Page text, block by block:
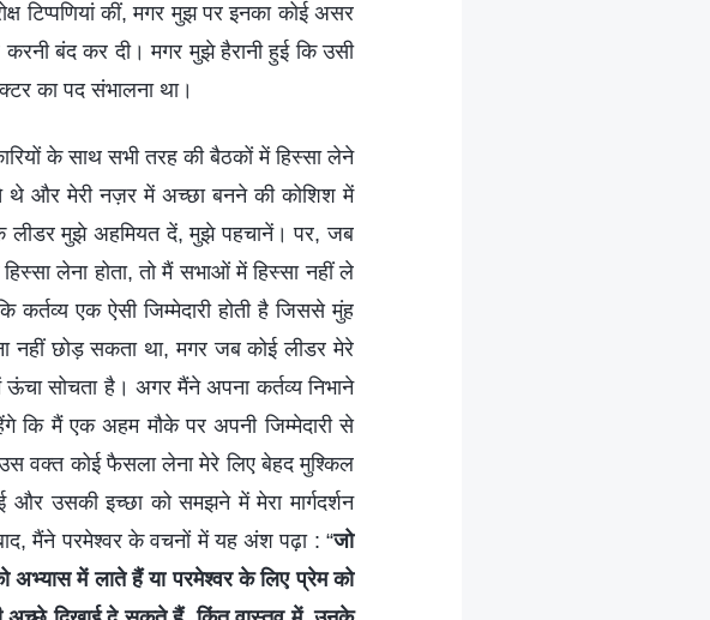
टिप्पणियां कीं, मगर मुझ पर इनका कोई असर
बंद कर दी। मगर मुझे हैरानी हुई कि उसी
का पद संभालना था।
के साथ सभी तरह की बैठकों में हिस्सा लेने
थे और मेरी नज़र में अच्छा बनने की कोशिश में
लीडर मुझे अहमियत दें, मुझे पहचानें। पर, जब
लेना होता, तो मैं सभाओं में हिस्सा नहीं ले
कर्तव्य एक ऐसी जिम्मेदारी होती है जिससे मुंह
नहीं छोड़ सकता था, मगर जब कोई लीडर मेरे
सोचता है। अगर मैंने अपना कर्तव्य निभाने
कि मैं एक अहम मौके पर अपनी जिम्मेदारी से
वक्त कोई फैसला लेना मेरे लिए बेहद मुश्किल
और उसकी इच्छा को समझने में मेरा मार्गदर्शन
मैंने परमेश्वर के वचनों में यह अंश पढ़ा : “जो
में लाते हैं या परमेश्वर के लिए प्रेम को